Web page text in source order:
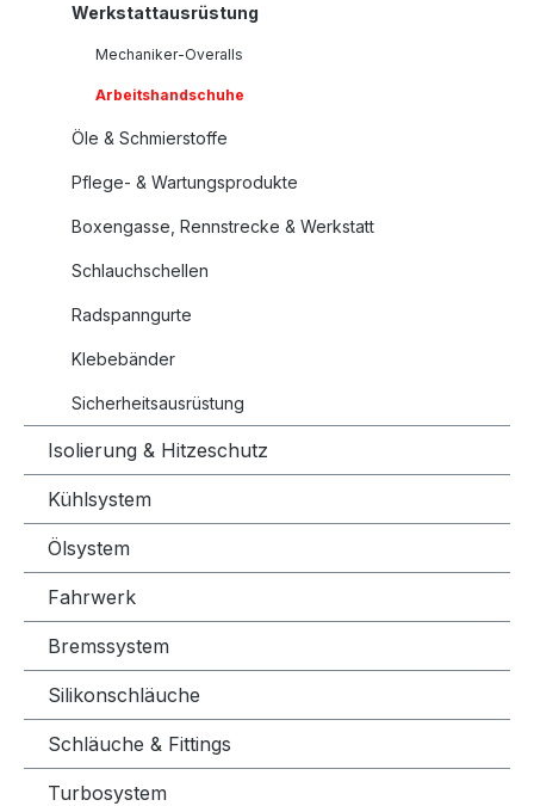
Werkstattausrüstung
Mechaniker-Overalls
Arbeitshandschuhe
Öle & Schmierstoffe
Pflege- & Wartungsprodukte
Boxengasse, Rennstrecke & Werkstatt
Schlauchschellen
Radspanngurte
Klebebänder
Sicherheitsausrüstung
Isolierung & Hitzeschutz
Kühlsystem
Ölsystem
Fahrwerk
Bremssystem
Silikonschläuche
Schläuche & Fittings
Turbosystem